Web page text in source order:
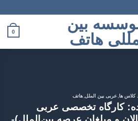
0
ها ,عربی بین الملل ,هاتف
کارگاه تخصصی عربی